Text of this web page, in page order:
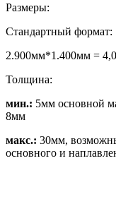
Размеры:
Стандартный формат:
2.900мм*1.400мм =
Толщина:
мин.: 5мм основной
8мм
макс.: 30мм,
основного и